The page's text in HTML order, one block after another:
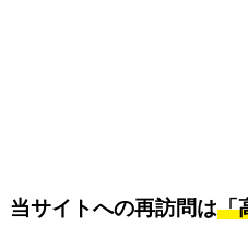
当サイトへの再訪問は「